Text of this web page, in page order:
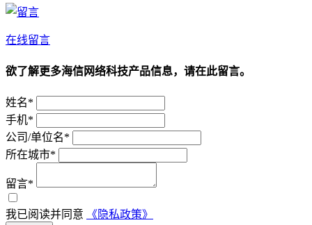
在线留言
欲了解更多海信网络科技产品信息，请在此留言。
姓名*
手机*
公司/单位名*
所在城市*
留言*
我已阅读并同意 《隐私政策》